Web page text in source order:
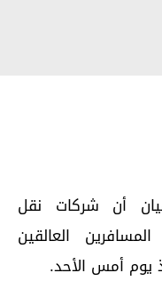
أن شركات نقل
العالقين
يوم أمس الأحد.